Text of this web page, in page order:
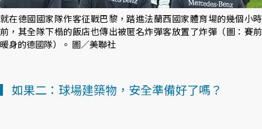
就在德國國家隊作客征戰巴黎，踏進法蘭西國家體育場的幾個小時
前，其全隊下榻的飯店也傳出被匿名炸彈客放置了炸彈（圖：賽前
暖身的德國隊）。 圖／美聯社
▎如果二：球場建築物，安全準備好了嗎？